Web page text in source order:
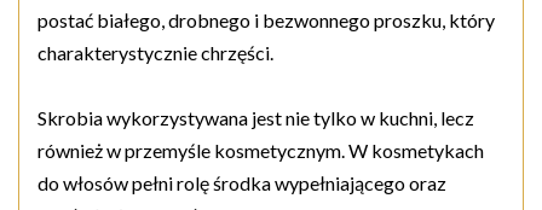
postać białego, drobnego i bezwonnego proszku, który
charakterystycznie chrzęści.
Skrobia wykorzystywana jest nie tylko w kuchni, lecz
również w przemyśle kosmetycznym. W kosmetykach
do włosów pełni rolę środka wypełniającego oraz